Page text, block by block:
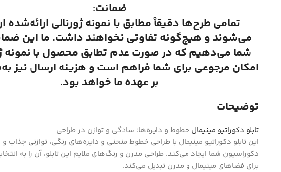
ضمانت:
تمامی طرح‌ها دقیقاً مطابق با نمونه ژورنالی ارائه‌شده
می‌شوند و هیچ‌گونه تفاوتی نخواهند داشت. ما این
شما می‌دهیم که در صورت عدم تطابق محصول با نمونه
امکان مرجوعی برای شما فراهم است و هزینه ارسال نیز
بر عهده ما خواهد بود.
توضیحات
تابلو دکوراتیو مینیمال خطوط و دایره‌ها؛ سادگی و توازن در طراحی
این تابلو دکوراتیو مینیمال با طراحی خطوط منحنی و دایره‌های رنگی، توازنی جذاب
دکوراسیون شما ایجاد می‌کند. طراحی مدرن و رنگ‌های ملایم این تابلو، آن را به
برای فضاهای مینیمال و مدرن تبدیل می‌کند.